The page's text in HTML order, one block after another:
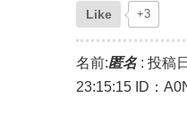
Like +3
名前:匿名: 投稿
23:15:15 ID：